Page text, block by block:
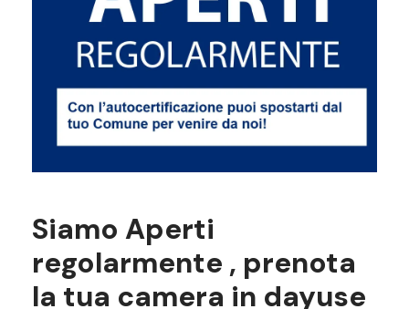
Siamo Aperti
regolarmente , prenota
la tua camera in dayuse